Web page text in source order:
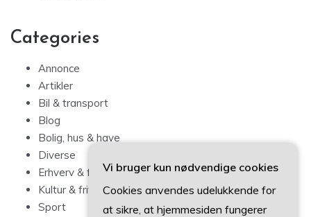
Categories
Annonce
Artikler
Bil & transport
Blog
Bolig, hus & have
Diverse
Erhverv & forbrug
Kultur & fritid
Sport
Vi bruger kun nødvendige cookies
Cookies anvendes udelukkende for
at sikre, at hjemmesiden fungerer